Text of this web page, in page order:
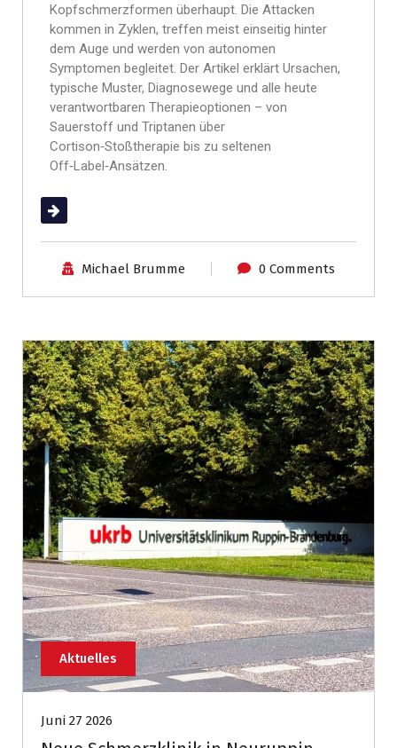
Kopfschmerzformen überhaupt. Die Attacken
kommen in Zyklen, treffen meist einseitig hinter
dem Auge und werden von autonomen
Symptomen begleitet. Der Artikel erklärt Ursachen,
typische Muster, Diagnosewege und alle heute
verantwortbaren Therapieoptionen – von
Sauerstoff und Triptanen über
Cortison‑Stoßtherapie bis zu seltenen
Off‑Label‑Ansätzen.
(mehr …)
Michael Brumme 0 Comments
Aktuelles
Juni 27 2026